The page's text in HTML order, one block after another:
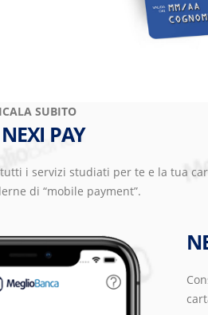
SUBITO
PAY
i servizi studiati per te e la tua
di “mobile payment”.